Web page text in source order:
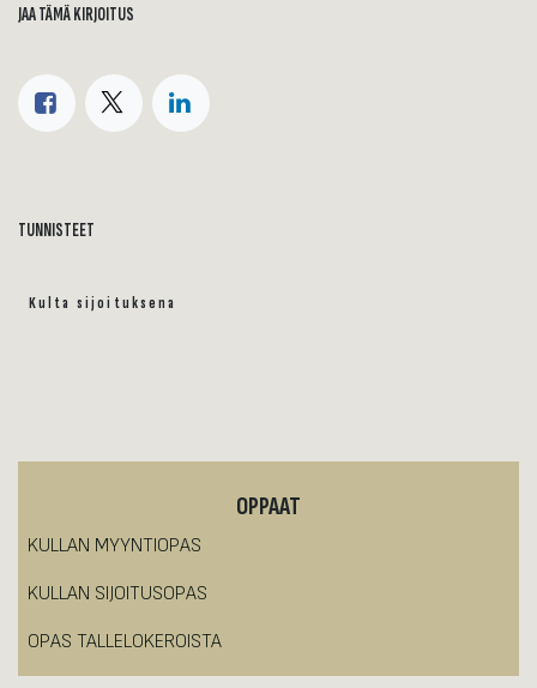
JAA TÄMÄ KIRJOITUS
TUNNISTEET
Kulta sijoituksena
OPPAAT
KULLAN MYYNTIOPAS
KULLAN SIJOITUSOPAS
OPAS TALLELOKEROISTA